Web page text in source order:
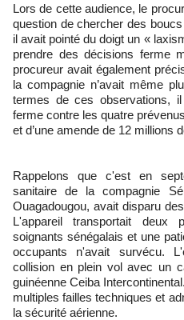
Lors de cette audience, le
question de chercher des
il avait pointé du doigt un «
prendre des décisions ferme
procureur avait également
la compagnie n’avait même
termes de ces observations,
ferme contre les quatre
et d’une amende de 12 millions
Rappelons que c'est en
sanitaire de la compagnie
Ouagadougou, avait disparu
L'appareil transportait deux
soignants sénégalais et une
occupants n'avait survécu.
collision en plein vol avec un
guinéenne Ceiba
multiples failles techniques et
la sécurité aérienne.